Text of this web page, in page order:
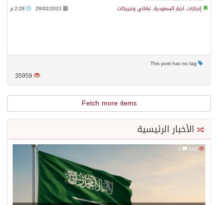
إنجازات, اخبار السعودية, تهاني وتبريكات 28/02/2021
35959
Fetch more items
الأخبار الرئيسية